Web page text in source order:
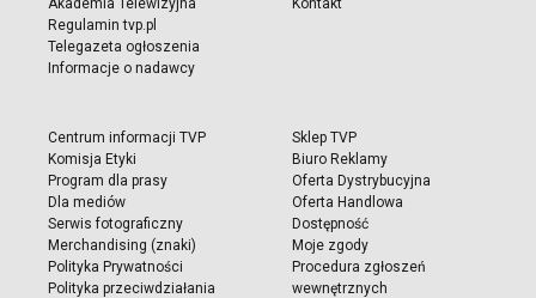
Regulamin tvp.pl
Telegazeta ogłoszenia
Informacje o nadawcy
Centrum informacji TVP
Komisja Etyki
Program dla prasy
Dla mediów
Serwis fotograficzny
Merchandising (znaki)
Polityka Prywatności
Polityka przeciwdziałania
Sklep TVP
Biuro Reklamy
Oferta Dystrybucyjna
Oferta Handlowa
Dostępność
Moje zgody
Procedura zgłoszeń
wewnętrznych